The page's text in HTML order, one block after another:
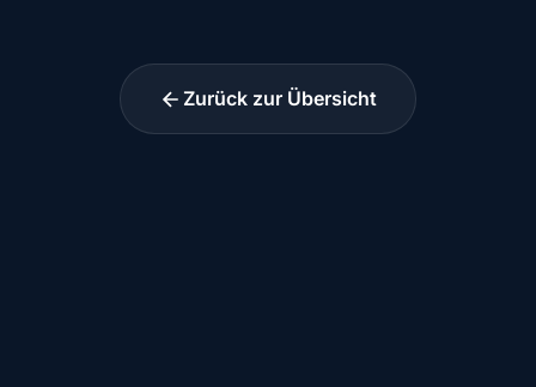
Zurück zur Übersicht